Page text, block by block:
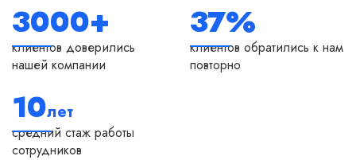
3000+
клиентов доверились
нашей компании
37%
клиентов обратились к нам
повторно
10лет
средний стаж работы
сотрудников